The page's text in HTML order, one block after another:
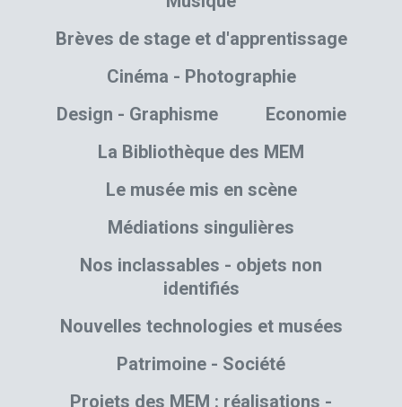
Brèves de stage et d'apprentissage
Cinéma - Photographie
Design - Graphisme
Economie
La Bibliothèque des MEM
Le musée mis en scène
Médiations singulières
Nos inclassables - objets non
identifiés
Nouvelles technologies et musées
Patrimoine - Société
Projets des MEM : réalisations -